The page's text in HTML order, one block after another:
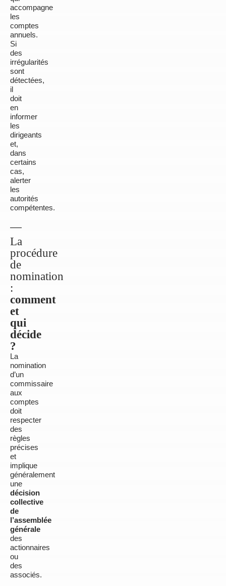
accompagne
les
comptes
annuels.
Si
des
irrégularités
sont
détectées,
il
doit
en
informer
les
dirigeants
et,
dans
certains
cas,
alerter
les
autorités
compétentes.
La
procédure
de
nomination
:
comment
et
qui
décide
?
La
nomination
d’un
commissaire
aux
comptes
doit
respecter
des
règles
précises
et
implique
généralement
une
décision
collective
de
l’assemblée
générale
des
actionnaires
ou
des
associés.